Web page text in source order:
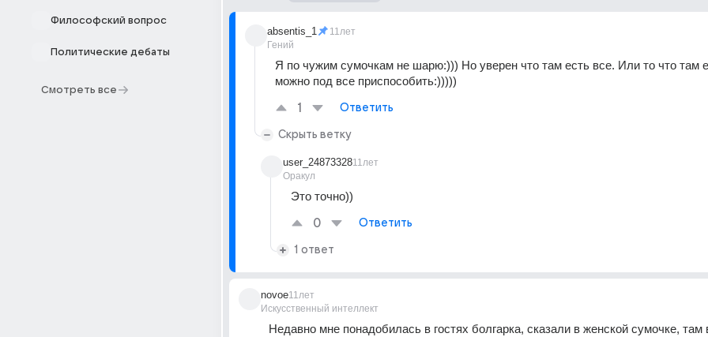
Философский вопрос
Политические дебаты
Смотреть все
absentis_1
Гений
11лет
Я по чужим сумочкам не шарю:))) Но уверен что там есть все. Или то что там
можно под все приспособить:)))))
1 Ответить
Скрыть ветку
user_24873328
Оракул
11лет
Это точно))
0 Ответить
1 ответ
novoe
Искусственный интеллект
11лет
Недавно мне понадобилась в гостях болгарка, сказали в женской сумочке, там